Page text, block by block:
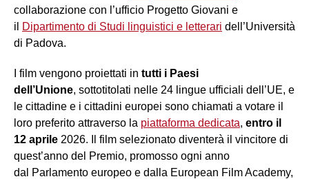
collaborazione con l’ufficio Progetto Giovani e
il
Dipartimento di Studi linguistici e letterari dell’Università
di Padova.
I film vengono proiettati in tutti i Paesi
dell’Unione, sottotitolati nelle 24 lingue ufficiali dell’UE, e
le cittadine e i cittadini europei sono chiamati a votare il
loro preferito attraverso la piattaforma dedicata, entro il
12 aprile 2026. Il film selezionato diventerà il vincitore di
quest’anno del Premio, promosso ogni anno
dal Parlamento europeo e dalla European Film Academy,